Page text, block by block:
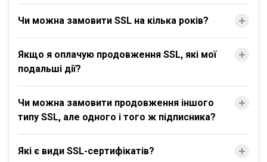
Чи можна замовити SSL на кілька років?
Якщо я оплачую продовження SSL, які мої
подальші дії?
Чи можна замовити продовження іншого
типу SSL, але одного і того ж підписника?
Які є види SSL-сертифікатів?